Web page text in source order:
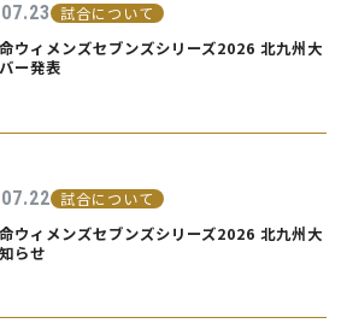
試合について
ウィメンズセブンズシリーズ2026 北九州大
ー発表
試合について
ウィメンズセブンズシリーズ2026 北九州大
らせ